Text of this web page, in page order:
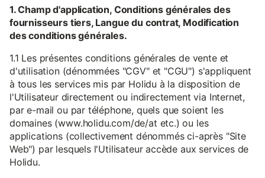
1. Champ d'application, Conditions générales des
fournisseurs tiers, Langue du contrat, Modification
des conditions générales.
1.1 Les présentes conditions générales de vente et
d'utilisation (dénommées "CGV" et "CGU") s'appliquent
à tous les services mis par Holidu à la disposition de
l'Utilisateur directement ou indirectement via Internet,
par e-mail ou par téléphone, quels que soient les
domaines (www.holidu.com/de/at etc.) ou les
applications (collectivement dénommés ci-après "Site
Web") par lesquels l'Utilisateur accède aux services de
Holidu.